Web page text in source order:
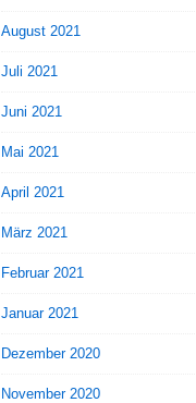
August 2021
Juli 2021
Juni 2021
Mai 2021
April 2021
März 2021
Februar 2021
Januar 2021
Dezember 2020
November 2020